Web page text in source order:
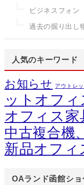
ビジネスフォン
過去の掘り出し
人気のキーワード
お知らせ アウトレッ
ットオフィ
オフィス家
中古複合機、
新品オフィ
OAランド函館ショ